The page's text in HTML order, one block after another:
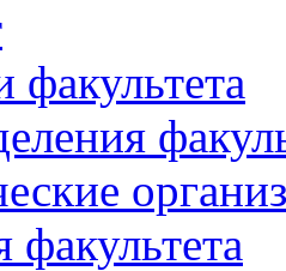
факультета
факультета